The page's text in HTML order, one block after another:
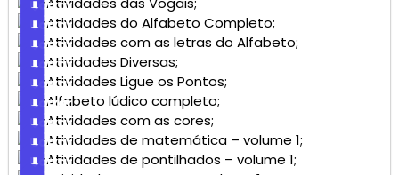
Baixar
Atividades do Alfabeto Completo;
⬇
Baixar
Atividades com as letras do Alfabeto;
⬇
Baixar
Atividades Diversas;
⬇
Baixar
Atividades Ligue os Pontos;
⬇
Baixar
Alfabeto lúdico completo;
⬇
Baixar
Atividades com as cores;
⬇
Baixar
Atividades de matemática – volume 1;
⬇
Baixar
Atividades de pontilhados – volume 1;
⬇
Baixar
⬇